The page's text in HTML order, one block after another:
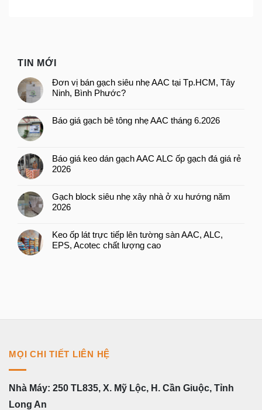
TIN MỚI
Đơn vị bán gạch siêu nhẹ AAC tại Tp.HCM, Tây
Ninh, Bình Phước?
Báo giá gạch bê tông nhẹ AAC tháng 6.2026
Báo giá keo dán gạch AAC ALC ốp gạch đá giá rẻ
2026
Gạch block siêu nhẹ xây nhà ở xu hướng năm
2026
Keo ốp lát trực tiếp lên tường sàn AAC, ALC,
EPS, Acotec chất lượng cao
MỌI CHI TIẾT LIÊN HỆ
Nhà Máy: 250 TL835, X. Mỹ Lộc, H. Cần Giuộc, Tỉnh
Long An